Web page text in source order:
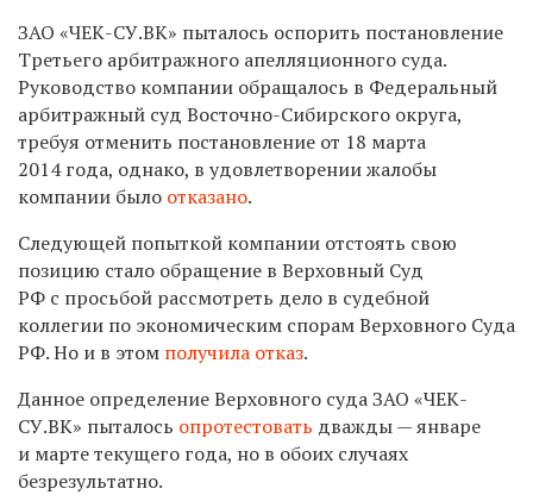
ЗАО «ЧЕК-СУ.ВК» пыталось оспорить постановление
Третьего арбитражного апелляционного суда.
Руководство компании обращалось в Федеральный
арбитражный суд Восточно-Сибирского округа,
требуя отменить постановление от 18 марта
2014 года, однако, в удовлетворении жалобы
компании было отказано.
Следующей попыткой компании отстоять свою
позицию стало обращение в Верховный Суд
РФ с просьбой рассмотреть дело в судебной
коллегии по экономическим спорам Верховного Суда
РФ. Но и в этом получила отказ.
Данное определение Верховного суда ЗАО «ЧЕК-
СУ.ВК» пыталось опротестовать дважды — январе
и марте текущего года, но в обоих случаях
безрезультатно.